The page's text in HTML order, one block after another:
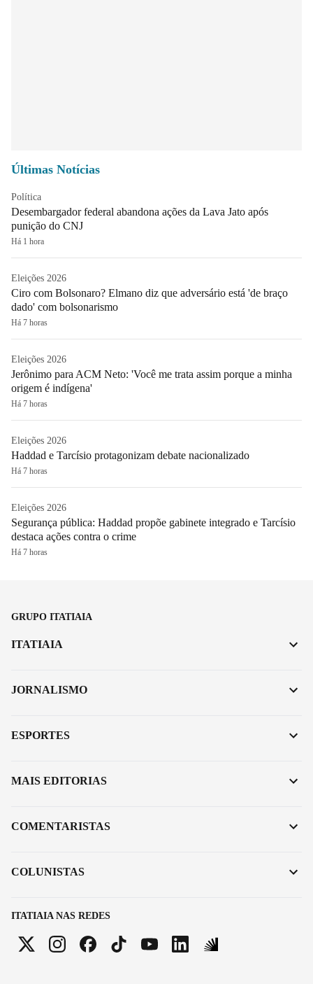
Últimas Notícias
Política
Desembargador federal abandona ações da Lava Jato após
punição do CNJ
Há 1 hora
Eleições 2026
Ciro com Bolsonaro? Elmano diz que adversário está 'de braço
dado' com bolsonarismo
Há 7 horas
Eleições 2026
Jerônimo para ACM Neto: 'Você me trata assim porque a minha
origem é indígena'
Há 7 horas
Eleições 2026
Haddad e Tarcísio protagonizam debate nacionalizado
Há 7 horas
Eleições 2026
Segurança pública: Haddad propõe gabinete integrado e Tarcísio
destaca ações contra o crime
Há 7 horas
GRUPO ITATIAIA
ITATIAIA NAS REDES
ITATIAIA
JORNALISMO
ESPORTES
MAIS EDITORIAS
COMENTARISTAS
COLUNISTAS